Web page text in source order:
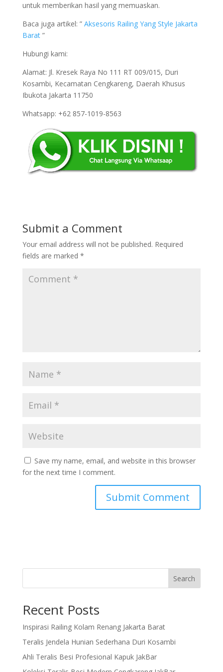
untuk memberikan hasil yang memuaskan.
Baca juga artikel: ” Aksesoris Railing Yang Style Jakarta
Barat”
Hubungi kami:
Alamat: Jl. Kresek Raya No 111 RT 009/015, Duri
Kosambi, Kecamatan Cengkareng, Daerah Khusus
Ibukota Jakarta 11750
Whatsapp: +62 857-1019-8563
Submit a Comment
Your email address will not be published. Required
fields are marked *
Save my name, email, and website in this browser
for the next time I comment.
Search
Recent Posts
Inspirasi Railing Kolam Renang Jakarta Barat
Teralis Jendela Hunian Sederhana Duri Kosambi
Ahli Teralis Besi Profesional Kapuk JakBar